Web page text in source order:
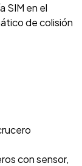
SIM en el
de colisión
con sensor,